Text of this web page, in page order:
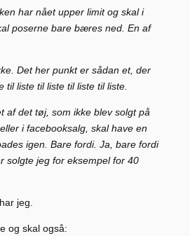
har nået upper limit og skal i
poserne bare bæres ned. En af
Det her punkt er sådan et, der
til liste til liste til liste til liste.
af det tøj, som ikke blev solgt på
i facebooksalg, skal have en
igen. Bare fordi. Ja, bare fordi
solgte jeg for eksempel for 40
jeg.
og skal også: